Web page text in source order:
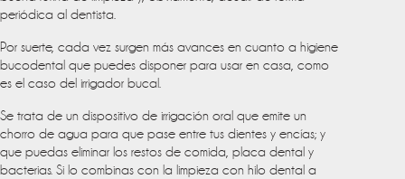
periódica al dentista.
Por suerte, cada vez surgen más avances en cuanto a higiene
bucodental que puedes disponer para usar en casa, como
es el caso del irrigador bucal.
Se trata de un dispositivo de irrigación oral que emite un
chorro de agua para que pase entre tus dientes y encías; y
que puedas eliminar los restos de comida, placa dental y
bacterias. Si lo combinas con la limpieza con hilo dental a